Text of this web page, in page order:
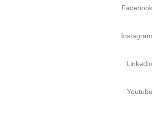
Facebook
Instagram
Linkedin
Youtube